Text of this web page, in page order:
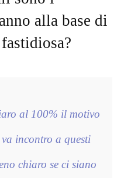
alla base di
al 100% il motivo
incontro a questi
chiaro se ci siano